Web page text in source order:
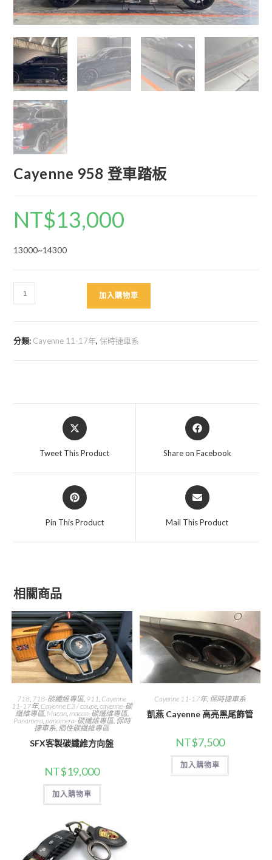
Cayenne 958 登車踏板
NT$13,000
13000~14300
Cayenne
958
車
加入購物車
分類: Cayenne 11-17年,保時捷車系
Opens
in
Tweet This Product
Opens
in
Share on Facebook
Opens
in
Pin This Product
Opens
in
Mail This Product
相關商品
718, 718-碳纖維專區, 911, Cayenne
11-17年, Cayenne E3 / coupe,cayenne-碳
纖維專區, Macan,macan-碳纖維專區,
Panamera,panamera-碳纖維專區, 保時
捷車系, 個性碳纖維專區
SFX客製碳纖維方向盤
NT$19,000
加入購物車
Cayenne 11-17年, 保時捷車系
凱燕 Cayenne 高亮黑尾飾管
NT$7,500
加入購物車